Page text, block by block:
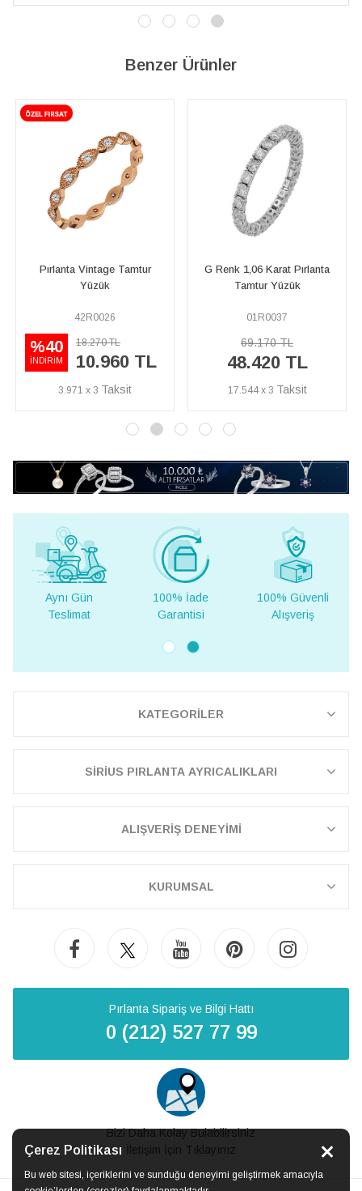
Çerez Politikası
Bu web sitesi, içeriklerini ve sunduğu deneyimi geliştirmek amacıyla
Benzer Ürünler
G Renk 1,06 Karat Pırlanta
Tamtur Yüzük
01R0037
69.170 TL
48.420 TL
17.544 x 3
G Renk 1,90 Karat Pırlanta
Tamtur Yüzük
07R0107
137.630 TL
96.340 TL
34.906 x 3
100% İade
Garantisi
100% Güvenli
Alışveriş
Yurt Dışına
Teslimat
KATEGORİLER
SİRİUS PIRLANTA AYRICALIKLARI
ALIŞVERİŞ DENEYİMİ
KURUMSAL
Pırlanta Sipariş ve Bilgi Hattı
0 (212) 527 77 99
Bizi Daha Kolay Bulabilirsiniz
İletişim İçin Tıklayınız